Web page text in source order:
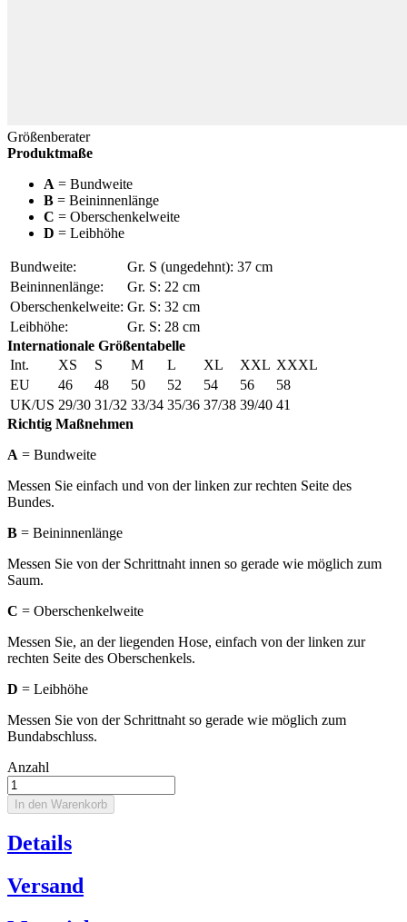
Größenberater
Produktmaße
A = Bundweite
B = Beininnenlänge
C = Oberschenkelweite
D = Leibhöhe
Bundweite:
Gr. S (ungedehnt): 37 cm
Beininnenlänge:
Gr. S: 22 cm
Oberschenkelweite: Gr. S: 32 cm
Leibhöhe:
Gr. S: 28 cm
Internationale Größentabelle
Int.
XS S M L XL XXL XXXL
EU
46 48 50 52 54 56
58
UK/US 29/30 31/32 33/34 35/36 37/38 39/40 41
Richtig Maßnehmen
A = Bundweite
Messen Sie einfach und von der linken zur rechten Seite des
Bundes.
B = Beininnenlänge
Messen Sie von der Schrittnaht innen so gerade wie möglich zum
Saum.
C = Oberschenkelweite
Messen Sie, an der liegenden Hose, einfach von der linken zur
rechten Seite des Oberschenkels.
D = Leibhöhe
Messen Sie von der Schrittnaht so gerade wie möglich zum
Bundabschluss.
Anzahl
In den Warenkorb
Details
Versand